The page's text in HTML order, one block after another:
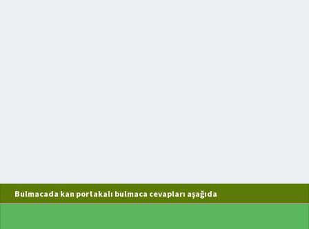
Bulmacada kan portakalı bulmaca cevapları aşağıda